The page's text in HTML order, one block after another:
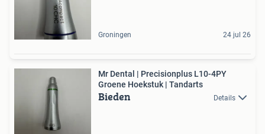
Groningen 24 jul 26
Mr Dental | Precisionplus L10-4PY
Groene Hoekstuk | Tandarts
Bieden Details